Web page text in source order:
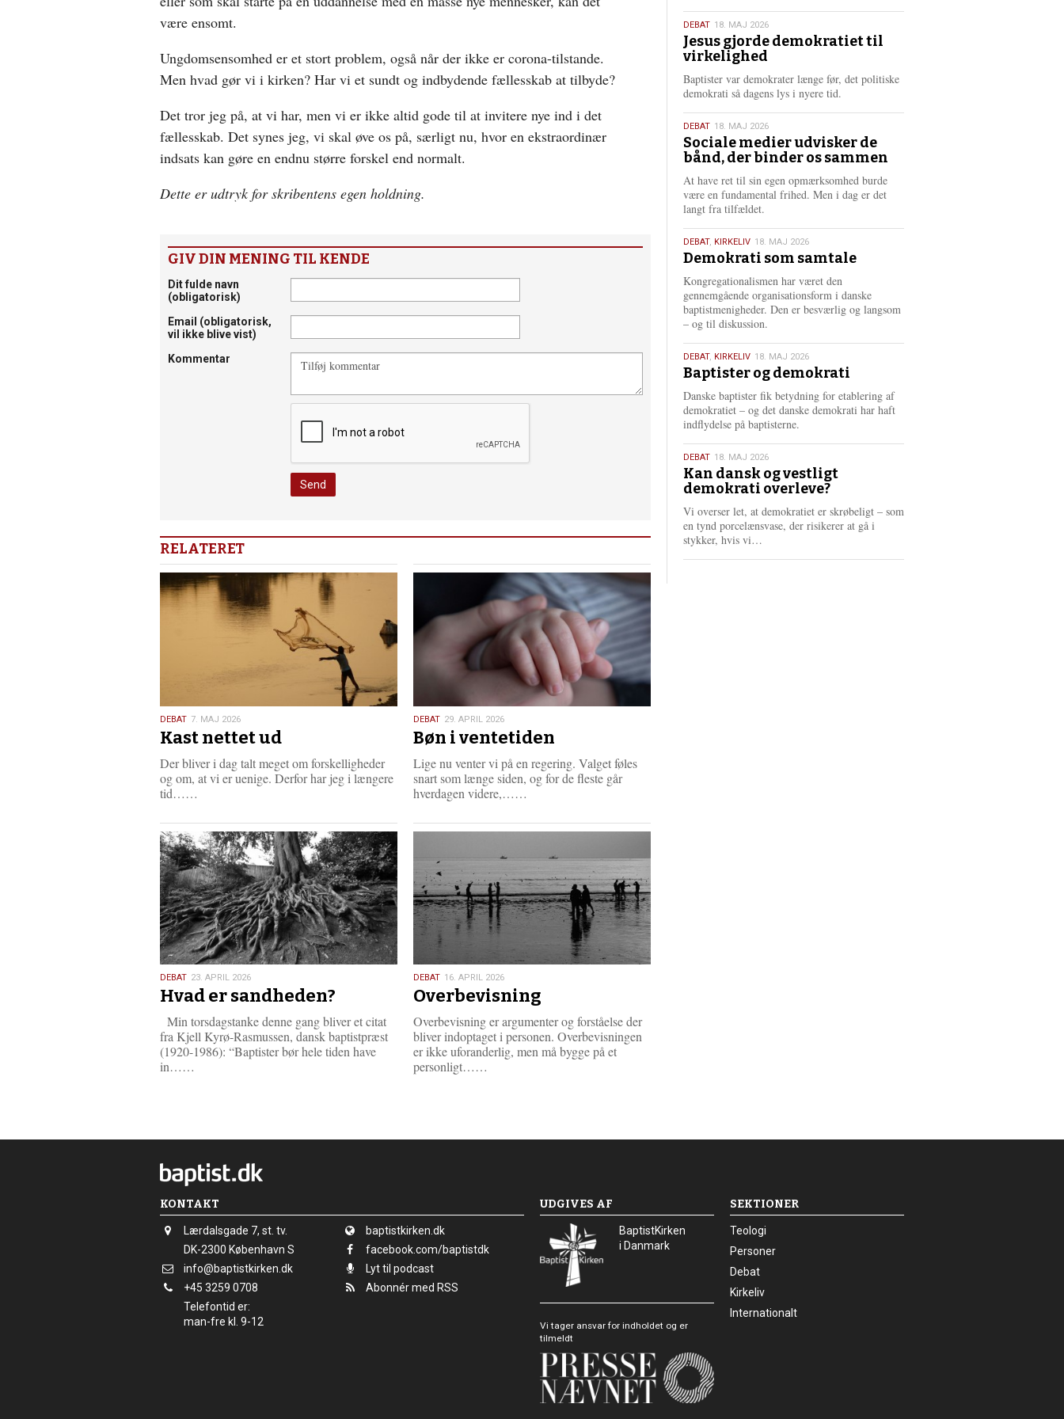
være ensomt.
Ungdomsensomhed er et stort problem, også når der ikke er corona-tilstande.
Men hvad gør vi i kirken? Har vi et sundt og indbydende fællesskab at tilbyde?
Det tror jeg på, at vi har, men vi er ikke altid gode til at invitere nye ind i det
fællesskab. Det synes jeg, vi skal øve os på, særligt nu, hvor en ekstraordinær
indsats kan gøre en endnu større forskel end normalt.
Dette er udtryk for skribentens egen holdning.
GIV DIN MENING TIL KENDE
Dit fulde navn
(obligatorisk)
Email (obligatorisk,
vil ikke blive vist)
Kommentar
RELATERET
7.
maj
2026
DEBAT 7. MAJ 2026
Kast nettet ud
Der bliver i dag talt meget om forskelligheder
og om, at vi er uenige. Derfor har jeg i længere
tid……
s
m
e
r
e
29.
april
DEBAT 29. APRIL 2026
Bøn i ventetiden
Lige nu venter vi på en regering. Valget føles
snart som længe siden, og for de fleste går
hverdagen videre,……
s
m
e
23.
april
2026
DEBAT 23. APRIL 2026
Hvad er sandheden?
Min torsdagstanke denne gang bliver et citat
fra Kjell Kyrø-Rasmussen, dansk baptistpræst
(1920-1986): “Baptister bør hele tiden have
in……
r
16.
april
2026
DEBAT 16. APRIL 2026
Overbevisning
Overbevisning er argumenter og forståelse der
bliver indoptaget i personen. Overbevisningen
er ikke uforanderlig, men må bygge på et
personligt……
r
e
e
18.
maj
2026
DEBAT 18. MAJ 2026
Jesus gjorde demokratiet til
virkelighed
Baptister var demokrater længe før, det politiske
demokrati så dagens lys i nyere tid.
18.
maj
2026
DEBAT 18. MAJ 2026
Sociale medier udvisker de
bånd, der binder os sammen
At have ret til sin egen opmærksomhed burde
være en fundamental frihed. Men i dag er det
langt fra tilfældet.
18.
maj
2026
DEBAT, KIRKELIV 18. MAJ 2026
Demokrati som samtale
Kongregationalismen har været den
gennemgående organisationsform i danske
baptistmenigheder. Den er besværlig og langsom
– og til diskussion.
18.
maj
2026
DEBAT, KIRKELIV 18. MAJ 2026
Baptister og demokrati
Danske baptister fik betydning for etablering af
demokratiet – og det danske demokrati har haft
indflydelse på baptisterne.
18.
maj
2026
DEBAT 18. MAJ 2026
Kan dansk og vestligt
demokrati overleve?
Vi overser let, at demokratiet er skrøbeligt – som
en tynd porcelænsvase, der risikerer at gå i
stykker, hvis vi…
KONTAKT
Adresse:
Lærdalsgade 7, st. tv.
Adresse:
DK-2300 København S
Send
email:
info@baptistkirken.dk
Tlf.:
+45 3259 0708
Telefontid er:
man-fre kl. 9-12
baptistkirken.dk
Facebook:
facebook.com/baptistdk
Lyt til podcast
Abonnér med RSS
UDGIVES AF
BaptistKirken
i Danmark
Vi tager ansvar for indholdet og er
tilmeldt
SEKTIONER
24.0:
Teologi
25.0:
Personer
26.0:
Debat
27.0:
Kirkeliv
28.0:
Internationalt